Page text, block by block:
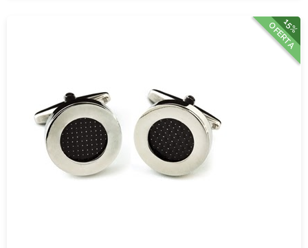
15%
OFERTA